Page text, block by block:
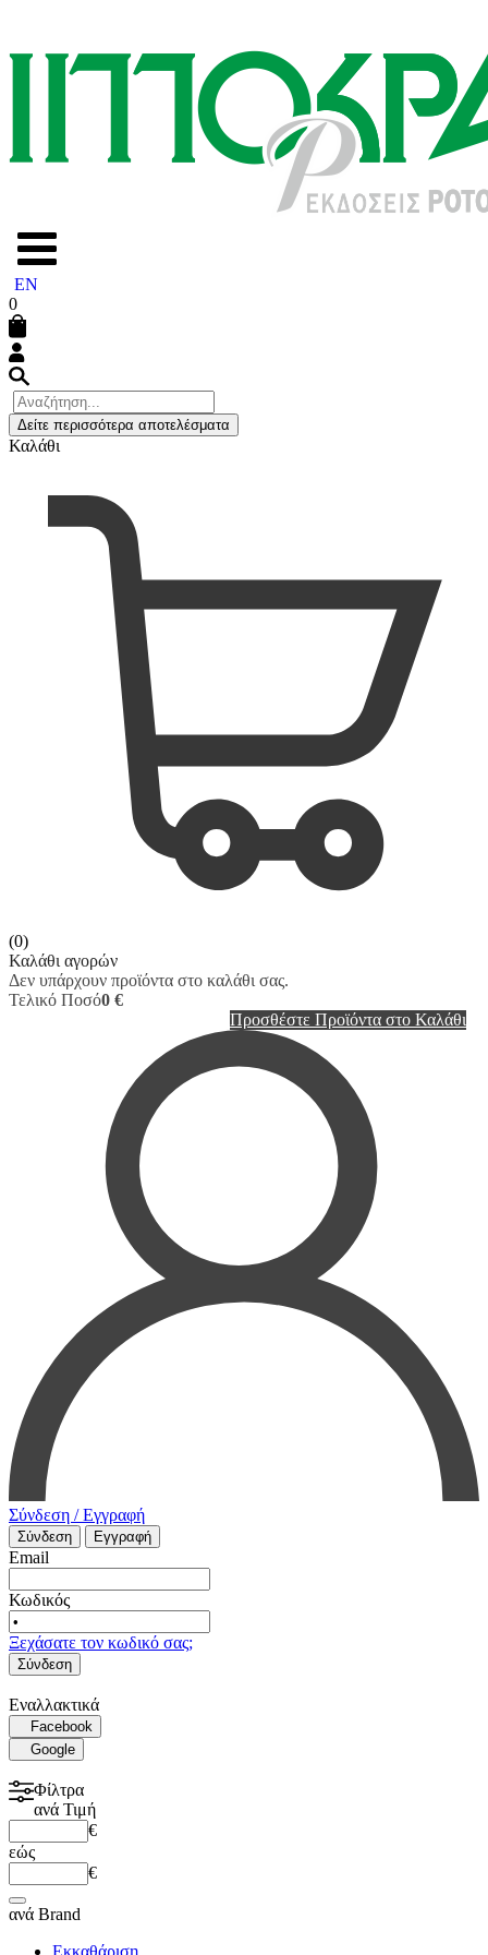
EN
0
Δείτε περισσότερα αποτελέσματα
Καλάθι
(0)
Καλάθι αγορών
Δεν υπάρχουν προϊόντα στο καλάθι σας.
Τελικό Ποσό0 €
Προσθέστε Προϊόντα στο Καλάθι
Σύνδεση / Εγγραφή
Σύνδεση Εγγραφή
Email
Κωδικός
Ξεχάσατε τον κωδικό σας;
Σύνδεση
Εναλλακτικά
Facebook
Google
Φίλτρα
ανά Τιμή
€
εώς
€
ανά Brand